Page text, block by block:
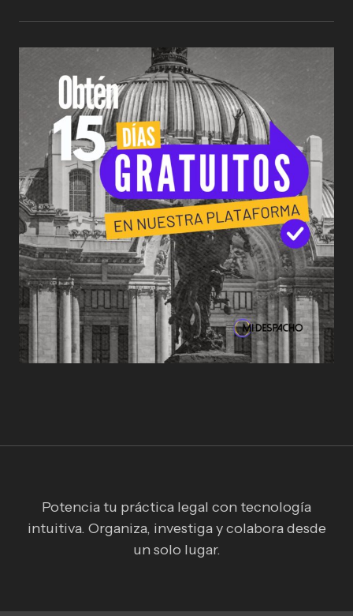
Potencia tu práctica legal con tecnología
intuitiva. Organiza, investiga y colabora desde
un solo lugar.